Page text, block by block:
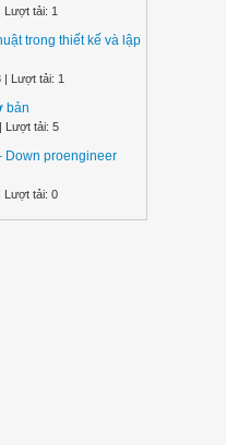
Lượt tải: 1
trong thiết kế và lập
| Lượt tải: 1
bản
Lượt tải: 5
Down proengineer
Lượt tải: 0